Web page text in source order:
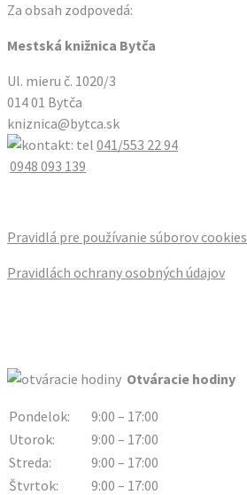
Za obsah zodpovedá:
Mestská knižnica Bytča
Ul. mieru č. 1020/3
014 01 Bytča
kniznica@bytca.sk
041/553 22 94
0948 093 139
Pravidlá pre používanie súborov cookies
Pravidlách ochrany osobných údajov
Otváracie hodiny
Pondelok:
9:00 – 17:00
Utorok:
9:00 – 17:00
Streda:
9:00 – 17:00
Štvrtok:
9:00 – 17:00